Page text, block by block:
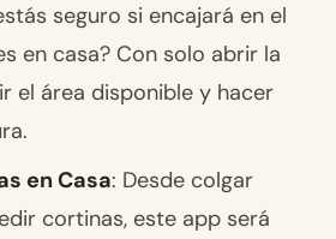
seguro si encajará en el
en casa? Con solo abrir la
el área disponible y hacer
en Casa: Desde colgar
cortinas, este app será